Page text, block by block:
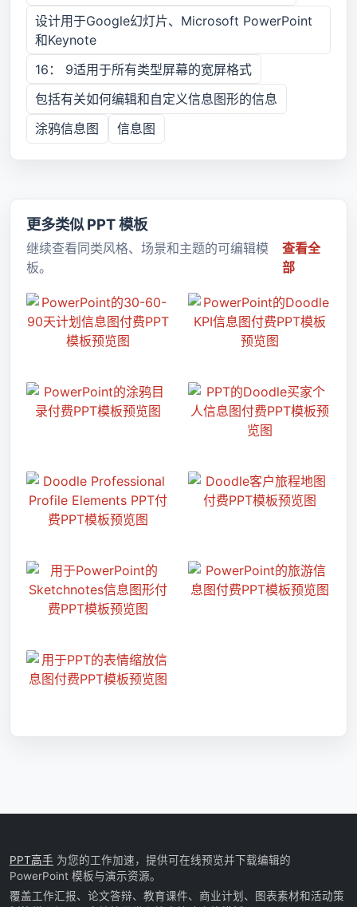
设计用于Google幻灯片、Microsoft PowerPoint
和Keynote
16： 9适用于所有类型屏幕的宽屏格式
包括有关如何编辑和自定义信息图形的信息
涂鸦信息图
信息图
更多类似 PPT 模板
继续查看同类风格、场景和主题的可编辑模
板。
查看全
部
PPT高手 为您的工作加速，提供可在线预览并下载编辑的
PowerPoint 模板与演示资源。
覆盖工作汇报、论文答辩、教育课件、商业计划、图表素材和活动策